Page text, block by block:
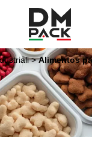
DM
Pack
>Alimentos